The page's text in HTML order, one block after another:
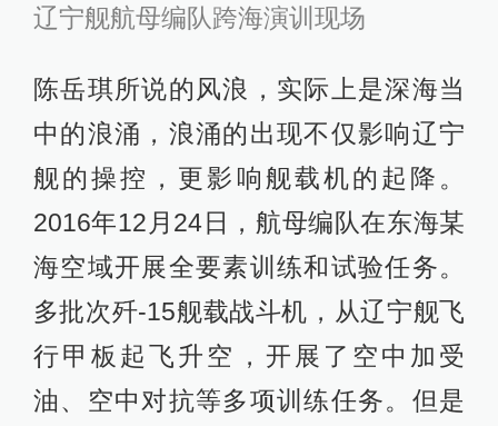
辽宁舰航母编队跨海演训现场
陈岳琪所说的风浪，实际上是深海当
中的浪涌，浪涌的出现不仅影响辽宁
舰的操控，更影响舰载机的起降。
2016年12月24日，航母编队在东海某
海空域开展全要素训练和试验任务。
多批次歼-15舰载战斗机，从辽宁舰飞
行甲板起飞升空，开展了空中加受
油、空中对抗等多项训练任务。但是